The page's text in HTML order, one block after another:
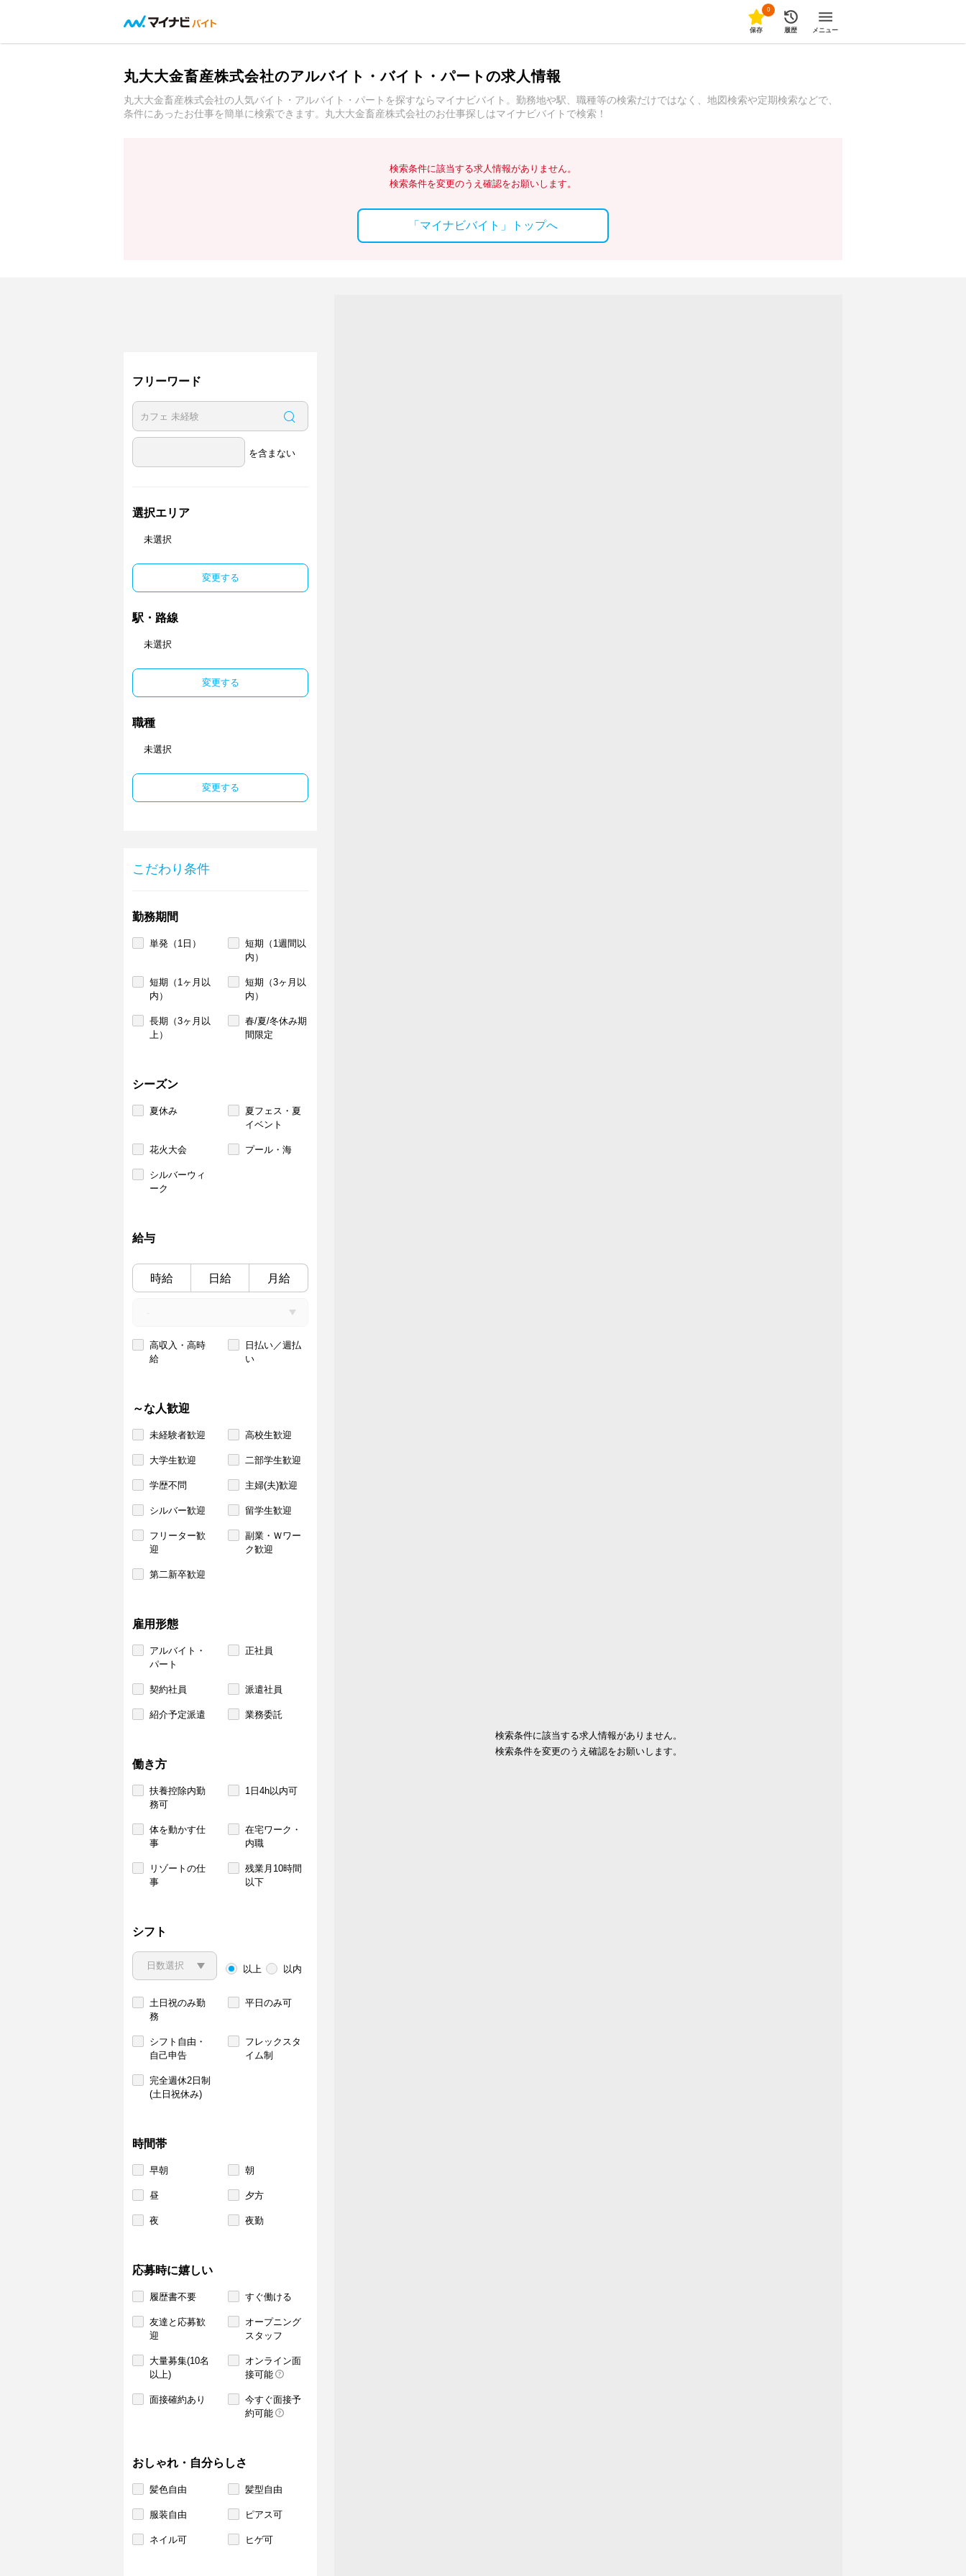
0
保存 履歴 メニュー
丸大大金畜産株式会社のアルバイト・バイト・パートの求人情報
丸大大金畜産株式会社の人気バイト・アルバイト・パートを探すならマイナビバイト。勤務地や駅、職種等の検索だけではなく、地図検索や定期検索などで、
条件にあったお仕事を簡単に検索できます。丸大大金畜産株式会社のお仕事探しはマイナビバイトで検索！
検索条件に該当する求人情報がありません。
検索条件を変更のうえ確認をお願いします。
「マイナビバイト」トップへ
フリーワード
を含まない
選択エリア
未選択
変更する
駅・路線
未選択
変更する
職種
未選択
変更する
こだわり条件
勤務期間
単発（1日）
短期（1週間以
内）
短期（1ヶ月以
内）
短期（3ヶ月以
内）
長期（3ヶ月以
上）
春/夏/冬休み期
間限定
シーズン
夏休み
夏フェス・夏
イベント
花火大会 プール・海
シルバーウィ
ーク
給与
時給 日給 月給
高収入・高時
給
日払い／週払
い
～な人歓迎
未経験者歓迎 高校生歓迎
大学生歓迎 二部学生歓迎
学歴不問 主婦(夫)歓迎
シルバー歓迎 留学生歓迎
フリーター歓
迎
副業・Ｗワー
ク歓迎
第二新卒歓迎
雇用形態
アルバイト・
パート
正社員
契約社員 派遣社員
紹介予定派遣 業務委託
働き方
扶養控除内勤
務可
1日4h以内可
体を動かす仕
事
在宅ワーク・
内職
リゾートの仕
事
残業月10時間
以下
シフト
以上 以内
土日祝のみ勤
務
平日のみ可
シフト自由・
自己申告
フレックスタ
イム制
完全週休2日制
(土日祝休み)
時間帯
早朝 朝
昼 夕方
夜 夜勤
応募時に嬉しい
履歴書不要 すぐ働ける
友達と応募歓
迎
オープニング
スタッフ
大量募集(10名
以上)
オンライン面
接可能
面接確約あり
今すぐ面接予
約可能
おしゃれ・自分らしさ
髪色自由 髪型自由
服装自由 ピアス可
ネイル可 ヒゲ可
検索条件に該当する求人情報がありません。
検索条件を変更のうえ確認をお願いします。